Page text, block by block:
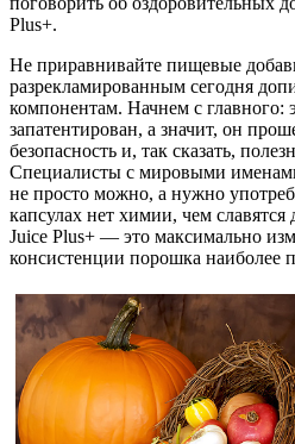
Plus+.
Не приравнивайте пищевые
разрекламированным сегодня
компонентам. Начнем с главного:
запатентирован, а значит, он
безопасность и, так сказать,
Специалисты с мировыми
не просто можно, а нужно
капсулах нет химии, чем
Juice Plus+ — это максимально
консистенции порошка наиболее